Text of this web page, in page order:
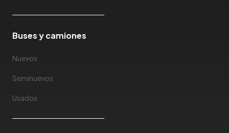
Buses y camiones
Nuevos
Seminuevos
Usados